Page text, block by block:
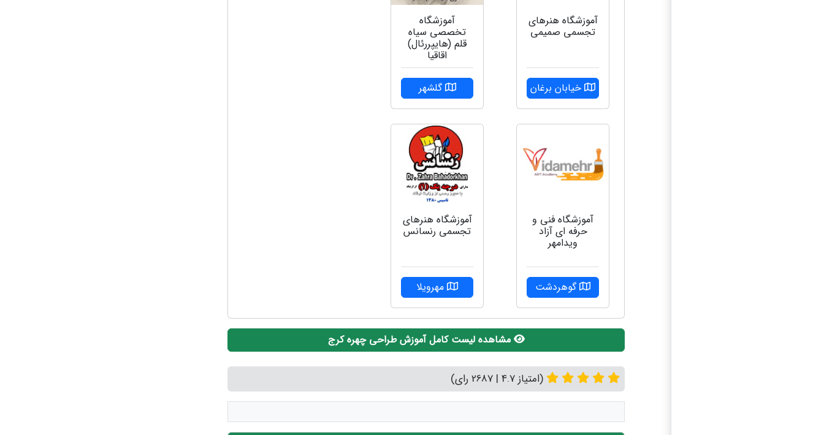
آموزشگاه هنرهای
تجسمی صمیمی
خیابان برغان
آموزشگاه
تخصصی سیاه
قلم (هایپررئال)
اقاقیا
گلشهر
آموزشگاه فنی و
حرفه ای آزاد
ویدامهر
گوهردشت
آموزشگاه هنرهای
تجسمی رنسانس
مهرویلا
مشاهده لیست کامل آموزش طراحی چهره کرج
(امتیاز 4.7 | 2687 رای)